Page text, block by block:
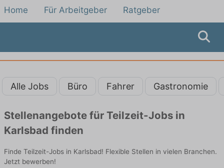
Home Für Arbeitgeber Ratgeber
Alle Jobs Büro Fahrer Gastronomie
Stellenangebote für Teilzeit-Jobs in
Karlsbad finden
Finde Teilzeit-Jobs in Karlsbad! Flexible Stellen in vielen Branchen.
Jetzt bewerben!